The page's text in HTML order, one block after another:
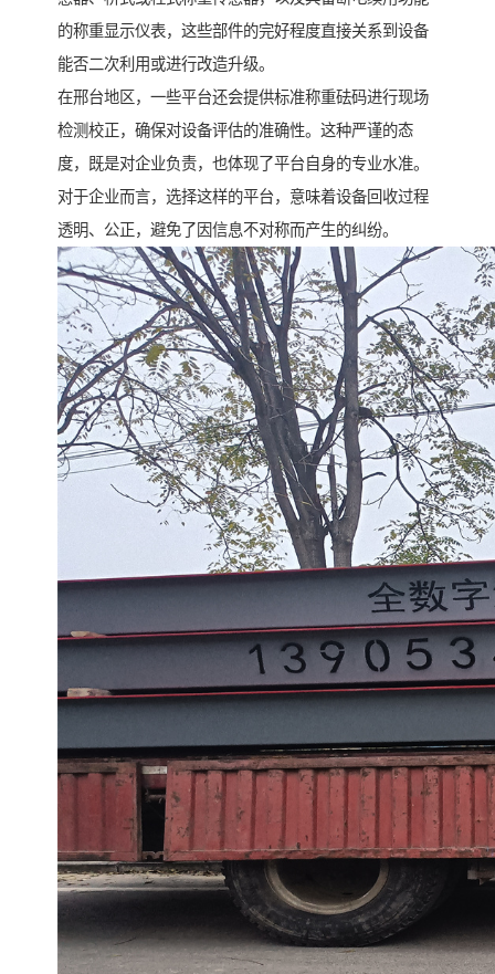
的称重显示仪表，这些部件的完好程度直接关系到设备
能否二次利用或进行改造升级。
在邢台地区，一些平台还会提供标准称重砝码进行现场
检测校正，确保对设备评估的准确性。这种严谨的态
度，既是对企业负责，也体现了平台自身的专业水准。
对于企业而言，选择这样的平台，意味着设备回收过程
透明、公正，避免了因信息不对称而产生的纠纷。